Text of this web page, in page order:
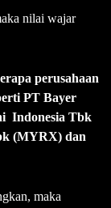
nilai wajar
perusahaan
PT Bayer
Indonesia Tbk
(MYRX) dan
maka